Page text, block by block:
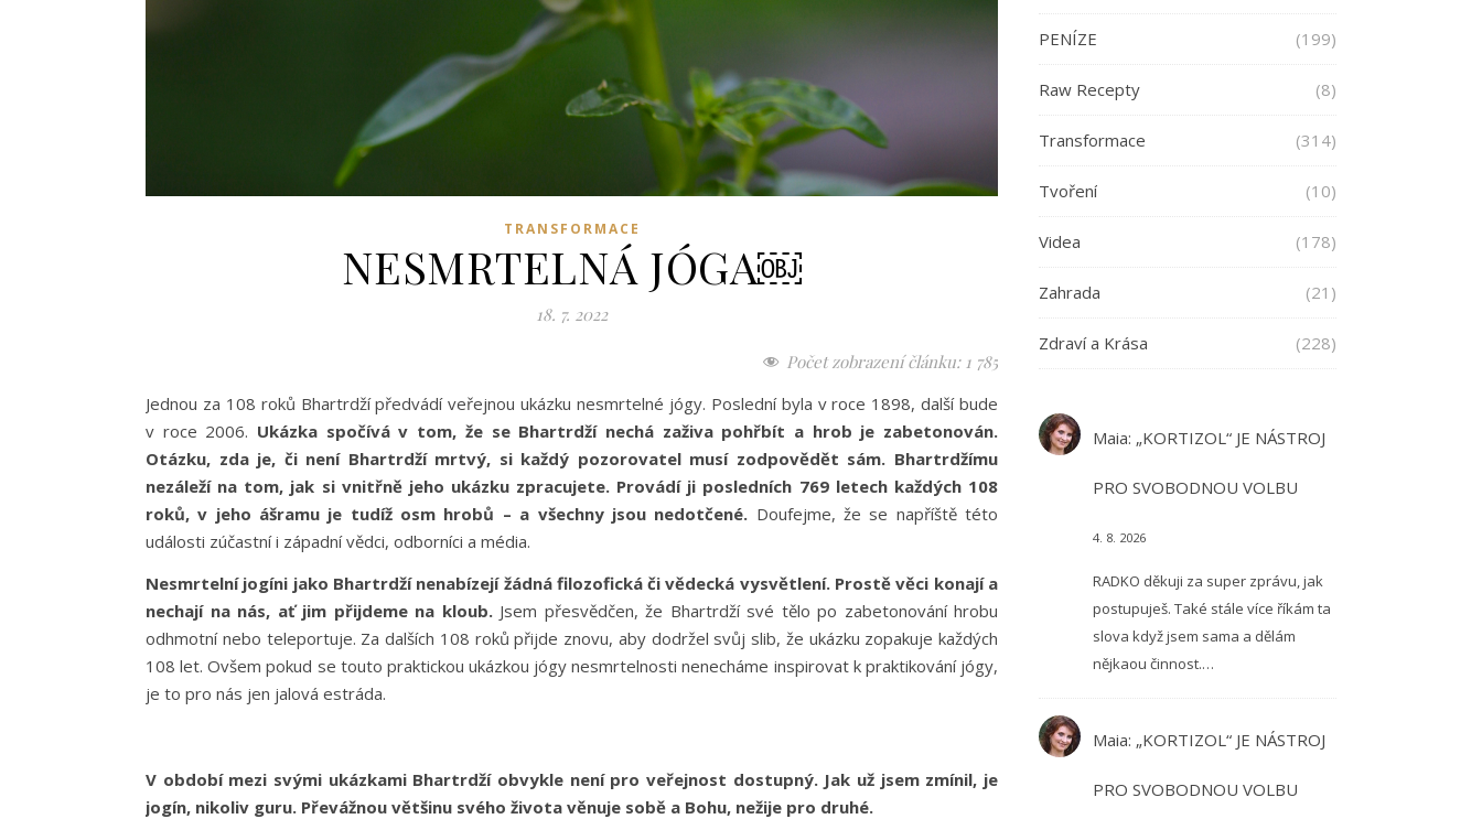
TRANSFORMACE
NESMRTELNÁ JÓGA￼
18. 7. 2022
Počet zobrazení článku: 1 785
Jednou za 108 roků Bhartrdží předvádí veřejnou ukázku nesmrtelné jógy. Poslední byla v roce 1898, další bude
v roce 2006. Ukázka spočívá v tom, že se Bhartrdží nechá zaživa pohřbít a hrob je zabetonován.
Otázku, zda je, či není Bhartrdží mrtvý, si každý pozorovatel musí zodpovědět sám. Bhartrdžímu
nezáleží na tom, jak si vnitřně jeho ukázku zpracujete. Provádí ji posledních 769 letech každých 108
roků, v jeho ášramu je tudíž osm hrobů – a všechny jsou nedotčené. Doufejme, že se napříště této
události zúčastní i západní vědci, odborníci a média.
Nesmrtelní jogíni jako Bhartrdží nenabízejí žádná filozofická či vědecká vysvětlení. Prostě věci konají a
nechají na nás, ať jim přijdeme na kloub.Jsem přesvědčen, že Bhartrdží své tělo po zabetonování hrobu
odhmotní nebo teleportuje. Za dalších 108 roků přijde znovu, aby dodržel svůj slib, že ukázku zopakuje každých
108 let. Ovšem pokud se touto praktickou ukázkou jógy nesmrtelnosti nenecháme inspirovat k praktikování jógy,
je to pro nás jen jalová estráda.
V období mezi svými ukázkami Bhartrdží obvykle není pro veřejnost dostupný. Jak už jsem zmínil, je
jogín, nikoliv guru. Převážnou většinu svého života věnuje sobě a Bohu, nežije pro druhé.
PENÍZE (199)
Raw Recepty (8)
Transformace (314)
Tvoření (10)
Videa (178)
Zahrada (21)
Zdraví a Krása (228)
Maia: „KORTIZOL“ JE NÁSTROJ
PRO SVOBODNOU VOLBU
4. 8. 2026
RADKO děkuji za super zprávu, jak
postupuješ. Také stále více říkám ta
slova když jsem sama a dělám
nějkaou činnost.…
Maia: „KORTIZOL“ JE NÁSTROJ
PRO SVOBODNOU VOLBU